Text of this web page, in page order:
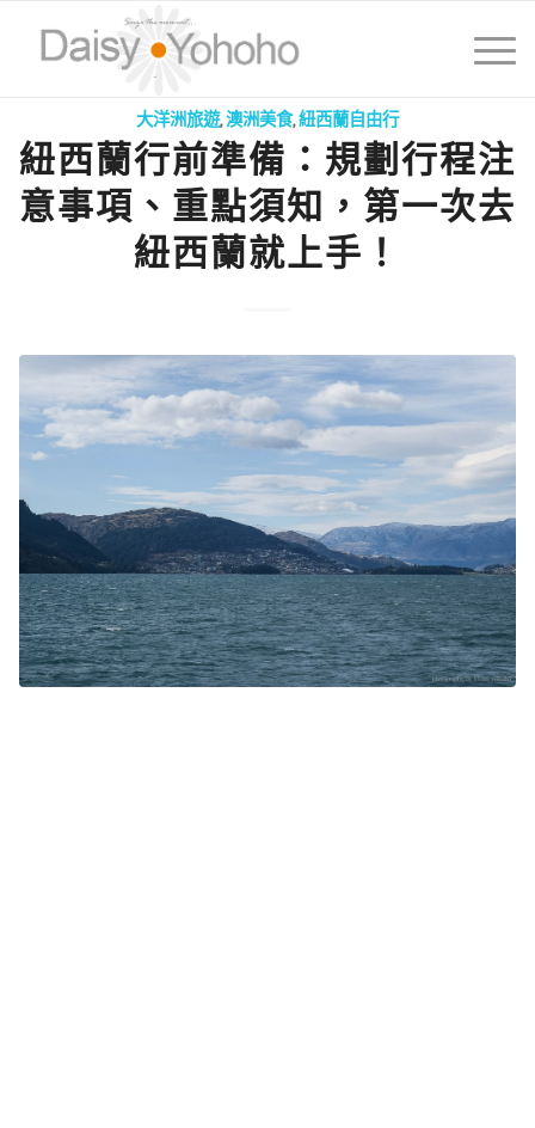
大洋洲旅遊,澳洲美食,紐西蘭自由行
紐西蘭行前準備：規劃行程注
意事項、重點須知，第一次去
紐西蘭就上手！